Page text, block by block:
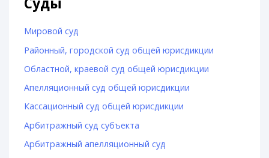
Мировой суд
Районный, городской суд общей юрисдикции
Областной, краевой суд общей юрисдикции
Апелляционный суд общей юрисдикции
Кассационный суд общей юрисдикции
Арбитражный суд субъекта
Арбитражный апелляционный суд